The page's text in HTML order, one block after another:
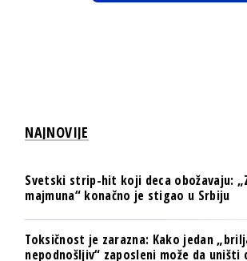
NAJNOVIJE
Svetski strip-hit koji deca obožavaju:
majmuna“ konačno je stigao u Srbiju
Toksičnost je zarazna: Kako jedan
nepodnošljiv“ zaposleni može da uništi